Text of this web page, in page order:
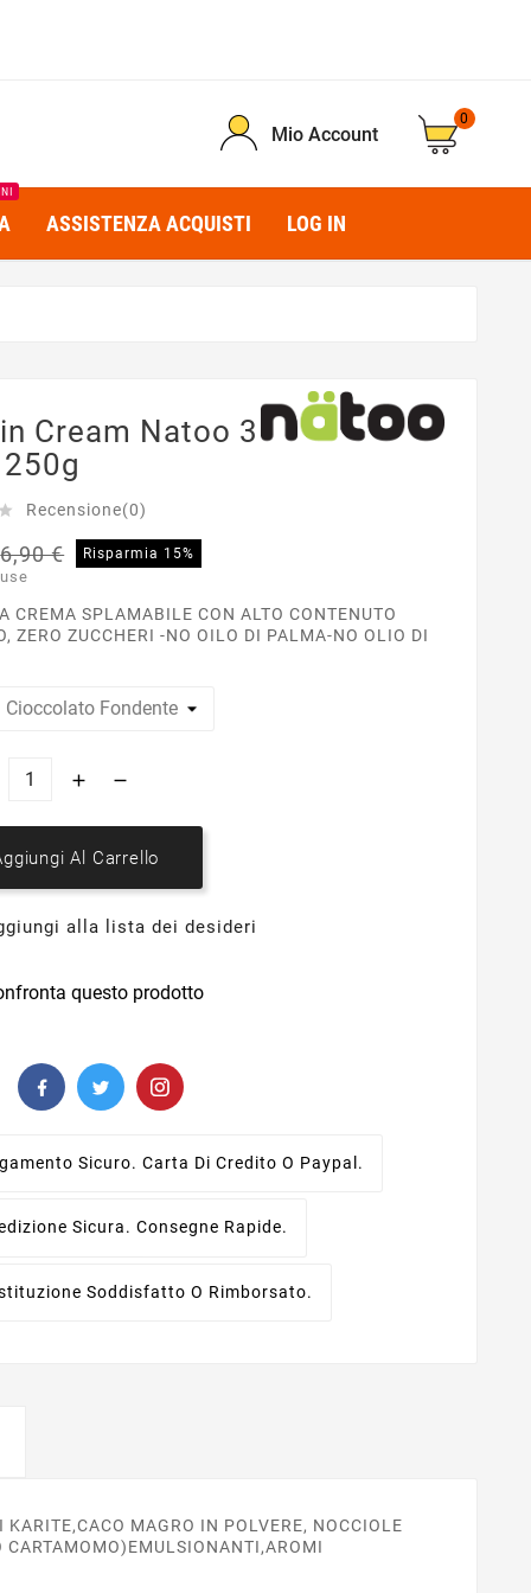
Mio Account
0
ASSISTENZA ACQUISTI LOG IN
Cream Natoo 3
 Recensione(0)
6,90 € Risparmia 15%
CREMA SPLAMABILE CON ALTO CONTENUTO
ZERO ZUCCHERI -NO OILO DI PALMA-NO OLIO DI
Al Carrello
alla lista dei desideri
questo prodotto
Sicuro.Carta Di Credito O Paypal.
Sicura. Consegne Rapide.
Soddisfatto O Rimborsato.
MAGRO IN POLVERE, NOCCIOLE
CARTAMOMO)EMULSIONANTI,AROMI